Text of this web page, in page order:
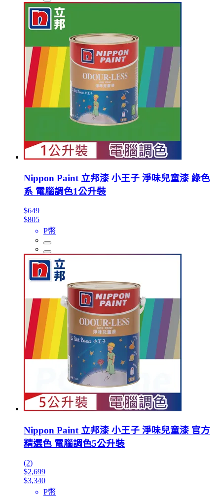
Nippon Paint 立邦漆 小王子 淨味兒童漆 綠色
系 電腦調色1公升裝
$649
$805
P幣
Nippon Paint 立邦漆 小王子 淨味兒童漆 官方
精選色 電腦調色5公升裝
(2)
$2,699
$3,340
P幣